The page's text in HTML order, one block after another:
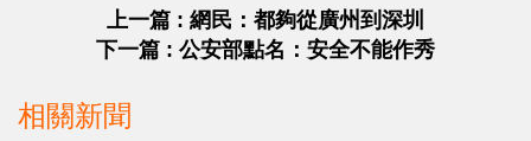
上一篇 : 網民：都夠從廣州到深圳
下一篇 : 公安部點名：安全不能作秀
相關新聞